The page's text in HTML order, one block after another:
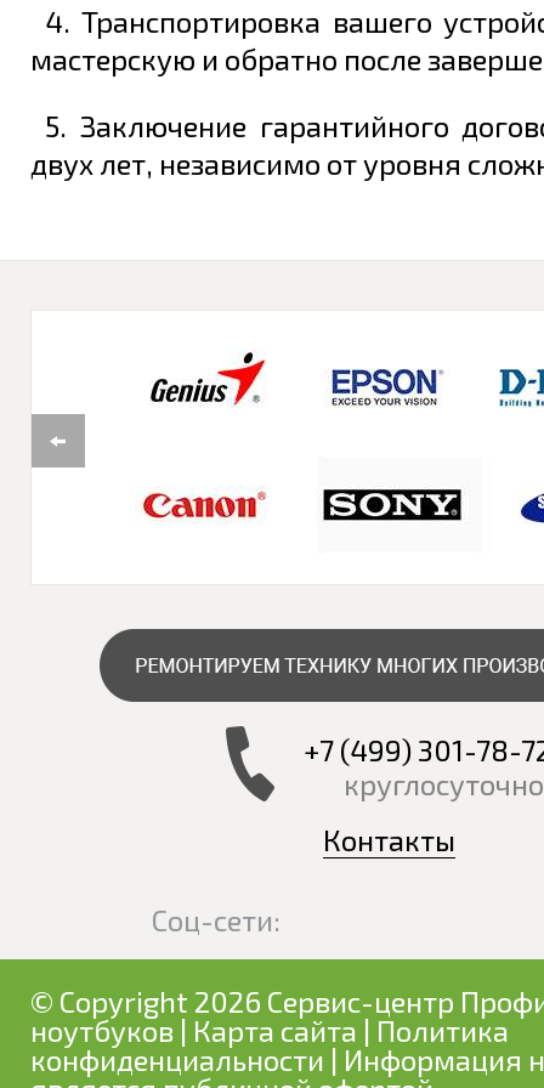
4. Транспортировка вашего
мастерскую и обратно после
5. Заключение гарантийного
двух лет, независимо от уровня
+7 (499) 301-78-
Контакты
Соц-сети:
© Copyright 2026 Сервис-центр
ноутбуков | Карта сайта | Политика
конфиденциальности | Информация